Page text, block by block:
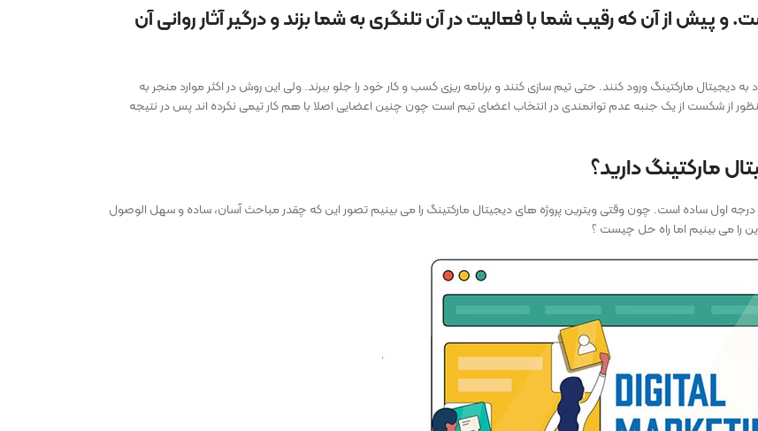
از آن که رقیب شما با فعالیت در آن تلنگری به شما بزند و درگیر آثار روانی آن
مارکتینگ ورود کنند. حتی تیم سازی کنند و برنامه ریزی کسب و کار خود را جلو ببرند. ولی این روش در اکثر موارد منجر به
شکست از یک جنبه عدم توانمندی در انتخاب اعضای تیم است چون چنین اعضایی اصلا با هم کار تیمی نکرده اند پس در نتیجه
مارکتینگ دارید؟
درجه اول ساده است. چون وقتی ویترین پروژه های دیجیتال مارکتینگ را می بینیم تصور این که چقدر مباحث آسان، ساده و سهل الوصول
را می بینیم اما راه حل چیست ؟